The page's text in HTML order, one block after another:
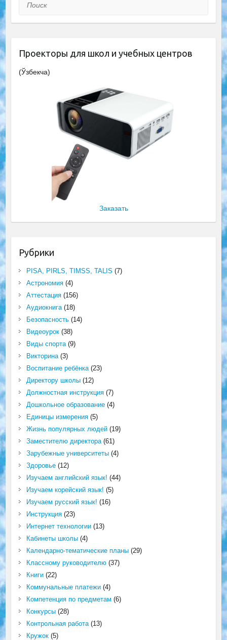
Проекторы для школ и учебных центров
(Ўзбекча)
Заказать
Рубрики
PISA, PIRLS, TIMSS, TALIS (7)
Астрономия(4)
Аттестация(156)
Аудиокнига(18)
Безопасность(14)
Видеоурок(38)
Виды спорта(9)
Викторина(3)
Воспитание ребёнка(23)
Директору школы(12)
Должностная инструкция(7)
Дошкольное образование(4)
Единицы измерения(5)
Жизнь популярных людей(19)
Заместителю директора(61)
Зарубежные университеты(4)
Здоровье(12)
Изучаем английский язык! (44)
Изучаем корейский язык! (5)
Изучаем русский язык! (16)
Инструкция(23)
Интернет технологии(13)
Кабинеты школы(4)
Календарно-тематические планы(29)
Классному руководителю(37)
Книги(22)
Коммунальные платежи(4)
Компетенция по предметам (6)
Конкурсы(28)
Контрольная работа(13)
Кружок(5)